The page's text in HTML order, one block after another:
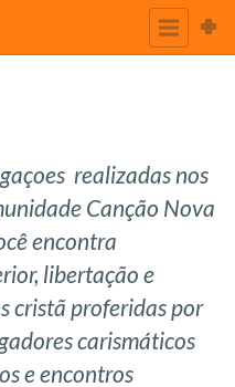
realizadas nos
Canção Nova
encontra
libertação e
cristã proferidas por
carismáticos
e encontros